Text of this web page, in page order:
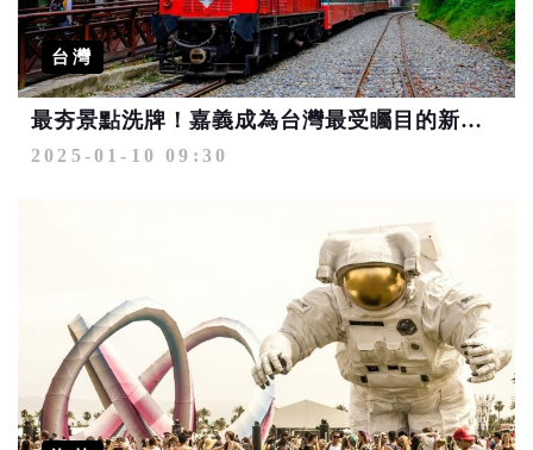
台灣
最夯景點洗牌！嘉義成為台灣最受矚目的新興旅遊地點
2025-01-10 09:30